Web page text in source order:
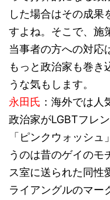
した場合はその成果
すよね。そこで、施
当事者の方への対応
もっと政治家も巻き
うな気もします。
永田氏 ：海外では
政治家がLGBTフレ
「ピンクウォッシ
うのは昔のゲイのモ
ス室に送られた同性
ライアングルのマー